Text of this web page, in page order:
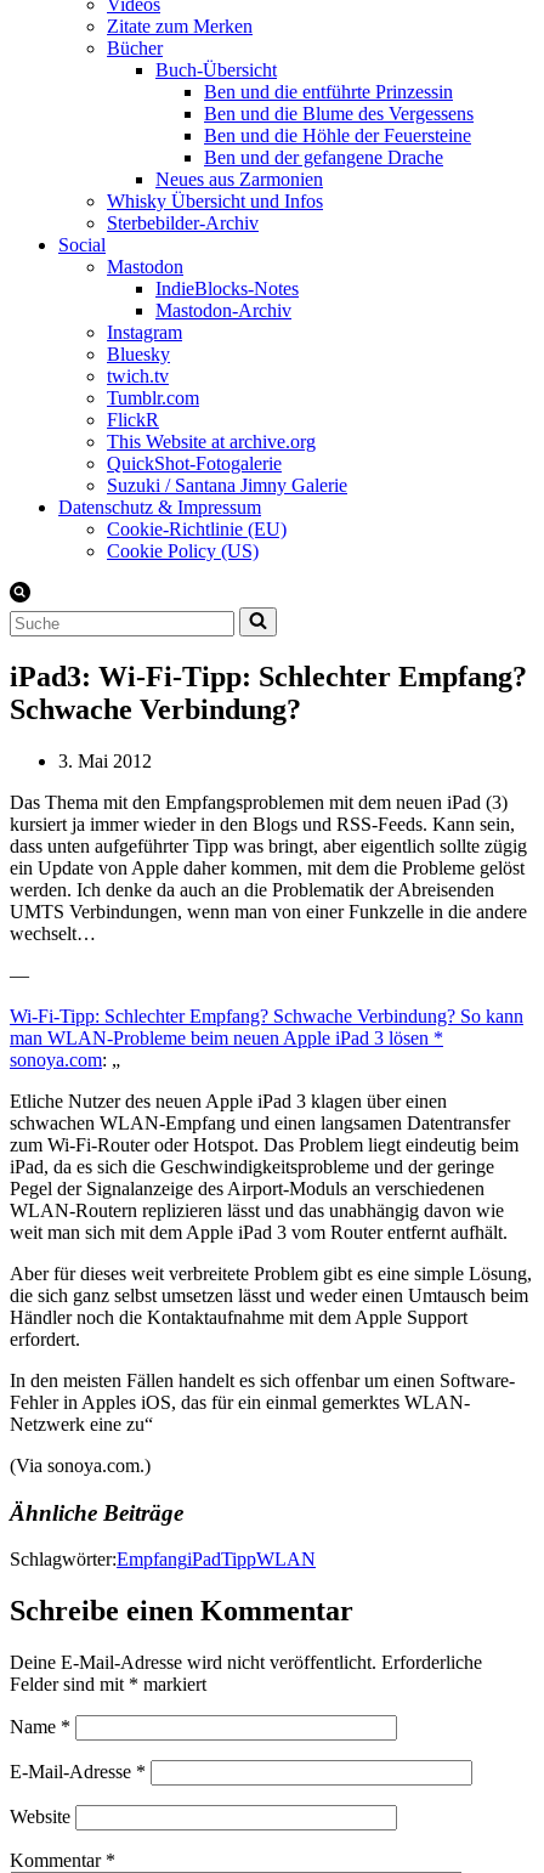
Videos
Zitate zum Merken
Bücher
Buch-Übersicht
Ben und die entführte Prinzessin
Ben und die Blume des Vergessens
Ben und die Höhle der Feuersteine
Ben und der gefangene Drache
Neues aus Zarmonien
Whisky Übersicht und Infos
Sterbebilder-Archiv
Social
Mastodon
IndieBlocks-Notes
Mastodon-Archiv
Instagram
Bluesky
twich.tv
Tumblr.com
FlickR
This Website at archive.org
QuickShot-Fotogalerie
Suzuki / Santana Jimny Galerie
Datenschutz & Impressum
Cookie-Richtlinie (EU)
Cookie Policy (US)
Suchen
nach …
iPad3: Wi-Fi-Tipp: Schlechter Empfang?
Schwache Verbindung?
3. Mai 2012
Das Thema mit den Empfangsproblemen mit dem neuen iPad (3)
kursiert ja immer wieder in den Blogs und RSS-Feeds. Kann sein,
dass unten aufgeführter Tipp was bringt, aber eigentlich sollte zügig
ein Update von Apple daher kommen, mit dem die Probleme gelöst
werden. Ich denke da auch an die Problematik der Abreisenden
UMTS Verbindungen, wenn man von einer Funkzelle in die andere
wechselt…
—
Wi-Fi-Tipp: Schlechter Empfang? Schwache Verbindung? So kann
man WLAN-Probleme beim neuen Apple iPad 3 lösen *
sonoya.com: „
Etliche Nutzer des neuen Apple iPad 3 klagen über einen
schwachen WLAN-Empfang und einen langsamen Datentransfer
zum Wi-Fi-Router oder Hotspot. Das Problem liegt eindeutig beim
iPad, da es sich die Geschwindigkeitsprobleme und der geringe
Pegel der Signalanzeige des Airport-Moduls an verschiedenen
WLAN-Routern replizieren lässt und das unabhängig davon wie
weit man sich mit dem Apple iPad 3 vom Router entfernt aufhält.
Aber für dieses weit verbreitete Problem gibt es eine simple Lösung,
die sich ganz selbst umsetzen lässt und weder einen Umtausch beim
Händler noch die Kontaktaufnahme mit dem Apple Support
erfordert.
In den meisten Fällen handelt es sich offenbar um einen Software-
Fehler in Apples iOS, das für ein einmal gemerktes WLAN-
Netzwerk eine zu“
(Via sonoya.com.)
Ähnliche Beiträge
Schlagwörter:EmpfangiPadTippWLAN
Schreibe einen Kommentar
Deine E-Mail-Adresse wird nicht veröffentlicht. Erforderliche
Felder sind mit * markiert
Name *
E-Mail-Adresse *
Website
Kommentar *